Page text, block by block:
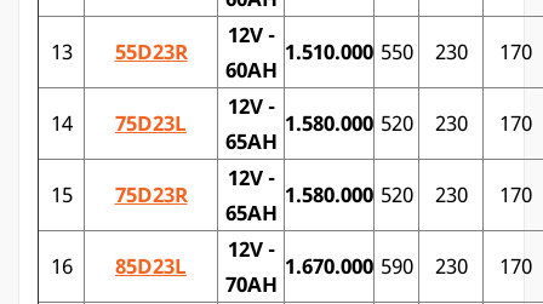
13 55D23R
12V -
60AH
1.510.000 550 230 170
14 75D23L
12V -
65AH
1.580.000 520 230 170
15 75D23R
12V -
65AH
1.580.000 520 230 170
16 85D23L
12V -
70AH
1.670.000 590 230 170